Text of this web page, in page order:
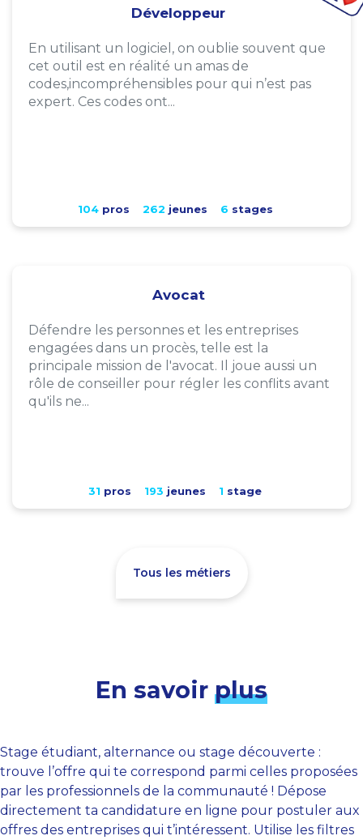
Développeur
En utilisant un logiciel, on oublie souvent que
cet outil est en réalité un amas de
codes,incompréhensibles pour qui n’est pas
expert. Ces codes ont...
104pros 262 jeunes 6 stages
Avocat
Défendre les personnes et les entreprises
engagées dans un procès, telle est la
principale mission de l'avocat. Il joue aussi un
rôle de conseiller pour régler les conflits avant
qu'ils ne...
31 pros 193 jeunes 1 stage
Tous les métiers
En savoir plus
Stage étudiant, alternance ou stage découverte :
trouve l’offre qui te correspond parmi celles proposées
par les professionnels de la communauté ! Dépose
directement ta candidature en ligne pour postuler aux
offres des entreprises qui t’intéressent. Utilise les filtres